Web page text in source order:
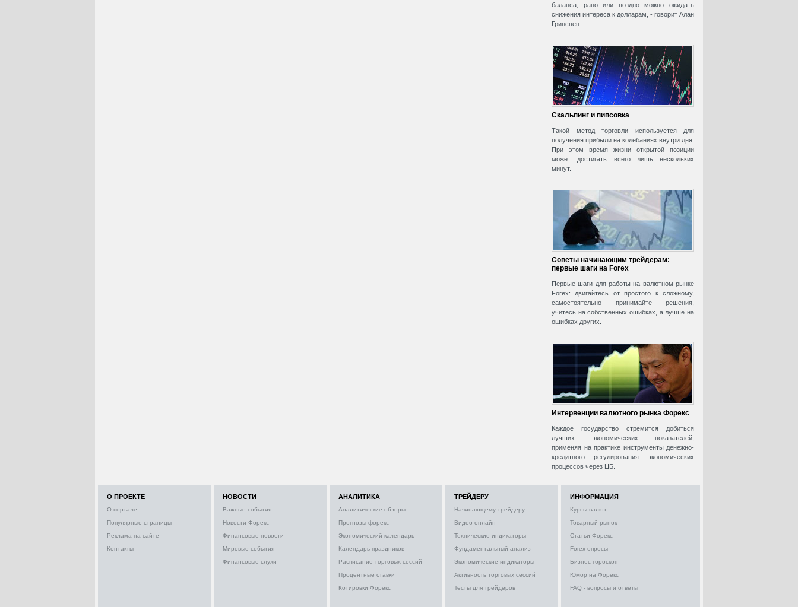
баланса, рано или поздно можно ожидать
снижения интереса к долларам, - говорит Алан
Гринспен.
Скальпинг и пипсовка
Такой метод торговли используется для
получения прибыли на колебаниях внутри дня.
При этом время жизни открытой позиции
может достигать всего лишь нескольких
минут.
Советы начинающим трейдерам:
первые шаги на Forex
Первые шаги для работы на валютном рынке
Forex: двигайтесь от простого к сложному,
самостоятельно принимайте решения,
учитесь на собственных ошибках, а лучше на
ошибках других.
Интервенции валютного рынка Форекс
Каждое государство стремится добиться
лучших экономических показателей,
применяя на практике инструменты денежно-
кредитного регулирования экономических
процессов через ЦБ.
О ПРОЕКТЕ
О портале
Популярные страницы
Реклама на сайте
Контакты
НОВОСТИ
Важные события
Новости Форекс
Финансовые новости
Мировые события
Финансовые слухи
АНАЛИТИКА
Аналитические обзоры
Прогнозы форекс
Экономический календарь
Календарь праздников
Расписание торговых сессий
Процентные ставки
Котировки Форекс
ТРЕЙДЕРУ
Начинающему трейдеру
Видео онлайн
Технические индикаторы
Фундаментальный анализ
Экономические индикаторы
Активность торговых сессий
Тесты для трейдеров
ИНФОРМАЦИЯ
Курсы валют
Товарный рынок
Статьи Форекс
Forex опросы
Бизнес гороскоп
Юмор на Форекс
FAQ - вопросы и ответы